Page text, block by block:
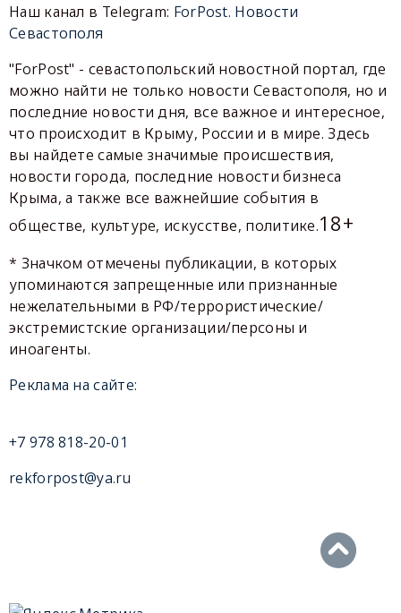
Наш канал в Telegram: ForPost. Новости
Севастополя
"ForPost" - севастопольский новостной портал, где
можно найти не только новости Севастополя, но и
последние новости дня, все важное и интересное,
что происходит в Крыму, России и в мире. Здесь
вы найдете самые значимые происшествия,
новости города, последние новости бизнеса
Крыма, а также все важнейшие события в
обществе, культуре, искусстве, политике.18+
* Значком отмечены публикации, в которых
упоминаются запрещенные или признанные
нежелательными в РФ/террористические/
экстремистские организации/персоны и
иноагенты.
Реклама на сайте:
+7 978 818-20-01
rekforpost@ya.ru